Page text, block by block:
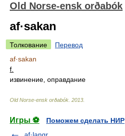
Old Norse-ensk orðabók
af·sakan
Толкование
Перевод
af·sakan
f.
извинение, оправдание
Old Norse-ensk orðabók 2013
Игры ⚽
Поможем сделать НИР